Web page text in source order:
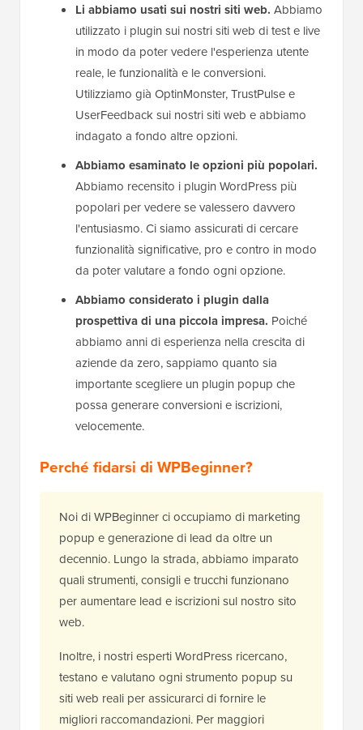
Li abbiamo usati sui nostri siti web. Abbiamo
utilizzato i plugin sui nostri siti web di test e live
in modo da poter vedere l'esperienza utente
reale, le funzionalità e le conversioni.
Utilizziamo già OptinMonster, TrustPulse e
UserFeedback sui nostri siti web e abbiamo
indagato a fondo altre opzioni.
Abbiamo esaminato le opzioni più popolari.
Abbiamo recensito i plugin WordPress più
popolari per vedere se valessero davvero
l'entusiasmo. Ci siamo assicurati di cercare
funzionalità significative, pro e contro in modo
da poter valutare a fondo ogni opzione.
Abbiamo considerato i plugin dalla
prospettiva di una piccola impresa. Poiché
abbiamo anni di esperienza nella crescita di
aziende da zero, sappiamo quanto sia
importante scegliere un plugin popup che
possa generare conversioni e iscrizioni,
velocemente.
Perché fidarsi di WPBeginner?
Noi di WPBeginner ci occupiamo di marketing
popup e generazione di lead da oltre un
decennio. Lungo la strada, abbiamo imparato
quali strumenti, consigli e trucchi funzionano
per aumentare lead e iscrizioni sul nostro sito
web.
Inoltre, i nostri esperti WordPress ricercano,
testano e valutano ogni strumento popup su
siti web reali per assicurarci di fornire le
migliori raccomandazioni. Per maggiori